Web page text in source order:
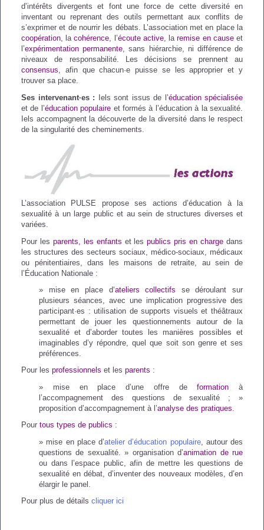
d’intérêts divergents et font une force de cette diversité en
inventant ou reprenant des outils permettant aux conflits de
s’exprimer et de nourrir les débats. L’association met en place la
coopération, lacohérence, l’écoute active, laremise en causeet
l’expérimentation permanente, sans hiérarchie, ni différence de
niveaux de responsabilité. Les décisions se prennent au
consensus, afin que chacun·e puisse se les approprier et y
trouver sa place.
Ses intervenant·es : Iels sont issus de l’éducation spécialisée
et de l’éducation populaire et formés à l’éducation à la sexualité.
Iels accompagnent la découverte de la diversité dans le respect
de la singularité des cheminements.
L’association PULSE propose ses actions d’éducation à la
sexualité à un large public et au sein de structures diverses et
variées.
Pour les parents, les enfants et lespublics pris en charge dans
les structures des secteurs sociaux, médico-sociaux, médicaux
ou pénitentiaires, dans les maisons de retraite, au sein de
l’Éducation Nationale :
» mise en place d‘ateliers collectifs se déroulant sur
plusieurs séances, avec une implication progressive des
participant·es : utilisation de supports visuels et théâtraux
permettant de jouer les questionnements autour de la
sexualité et d’aborder toutes les manières possibles et
imaginables d’y répondre, quel que soit son genre et ses
préférences.
Pour les professionnels et les parents :
» mise en place d’une offre deformation à
l’accompagnement des questions de sexualité ; »
proposition d’accompagnement à l’analyse des pratiques
Pour tous types de publics :
» mise en place d’atelier d’éducation populaire, autour des
questions de sexualité. » organisation d’animation de rue
ou dans l’espace public, afin de mettre les questions de
sexualité en débat, d’inventer des nouveaux modèles, d’en
élargir le panel.
Pour plus de détails cliquer ici